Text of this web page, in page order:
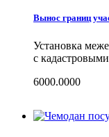
Вынос границ
Установка
с
6000.0000